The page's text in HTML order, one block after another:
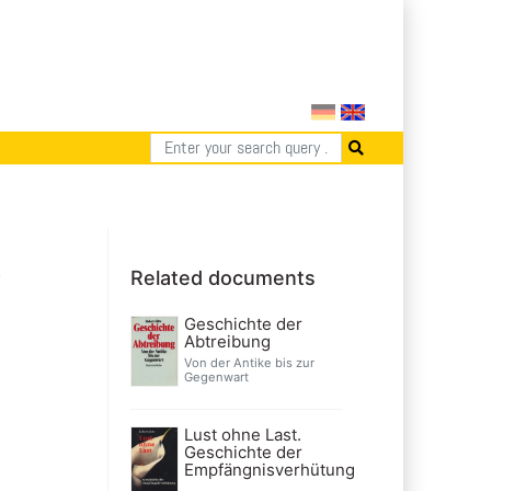
Related documents
Geschichte der
Abtreibung
Von der Antike bis zur
Gegenwart
Lust ohne Last.
Geschichte der
Empfängnisverhütung